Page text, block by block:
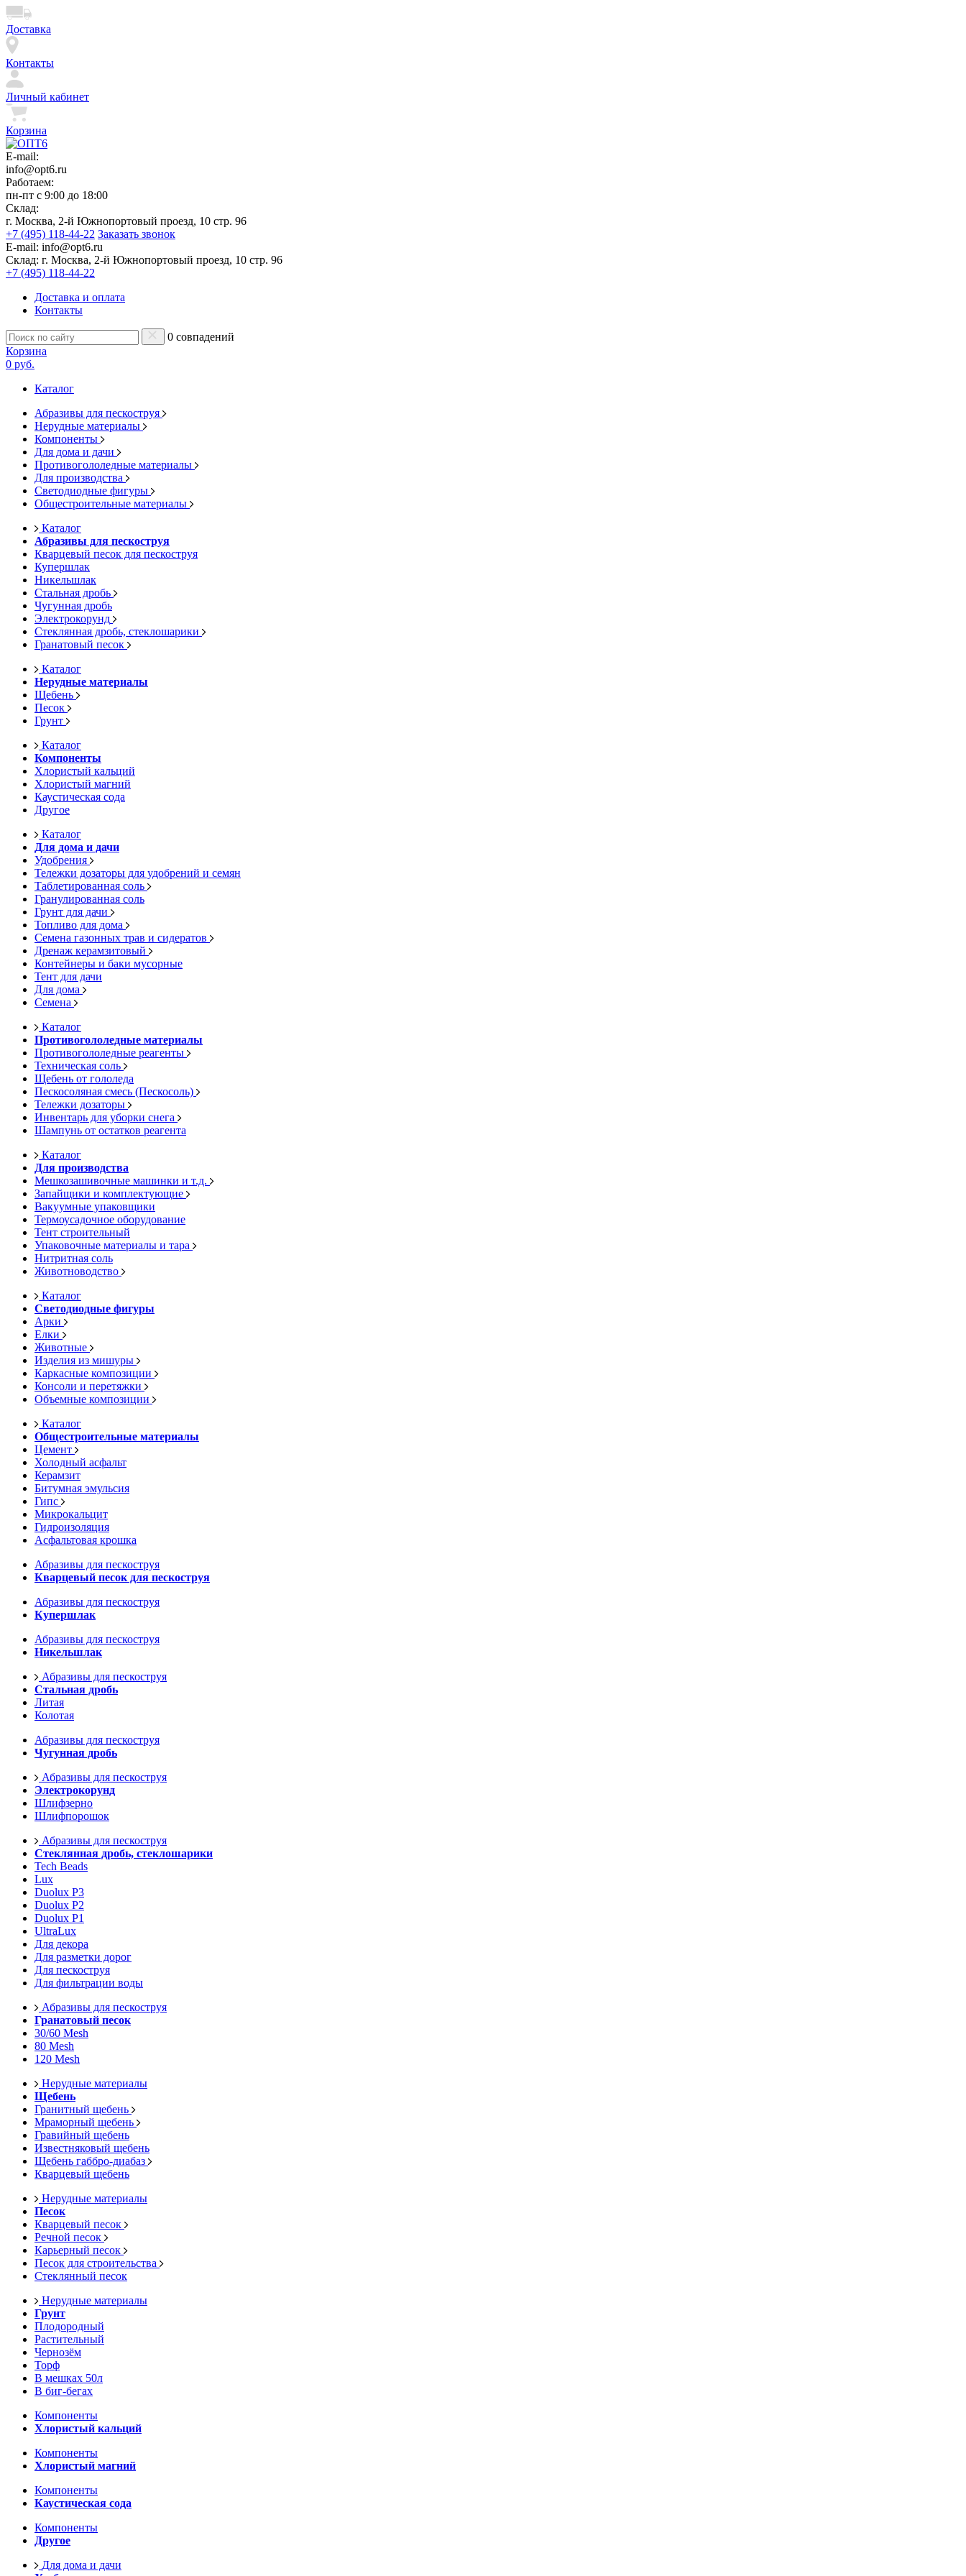
Доставка
Контакты
Личный кабинет
Корзина
E-mail:
info@opt6.ru
Работаем:
пн-пт с 9:00 до 18:00
Склад:
г. Москва, 2-й Южнопортовый проезд, 10 стр. 96
+7 (495) 118-44-22 Заказать звонок
E-mail: info@opt6.ru
Склад: г. Москва, 2-й Южнопортовый проезд, 10 стр. 96
+7 (495) 118-44-22
Доставка и оплата
Контакты
0 совпадений
Корзина
0 руб.
Каталог
Абразивы для пескоструя
Нерудные материалы
Компоненты
Для дома и дачи
Противогололедные материалы
Для производства
Светодиодные фигуры
Общестроительные материалы
Каталог
Абразивы для пескоструя
Кварцевый песок для пескоструя
Купершлак
Никельшлак
Стальная дробь
Чугунная дробь
Электрокорунд
Стеклянная дробь, стеклошарики
Гранатовый песок
Каталог
Нерудные материалы
Щебень
Песок
Грунт
Каталог
Компоненты
Хлористый кальций
Хлористый магний
Каустическая сода
Другое
Каталог
Для дома и дачи
Удобрения
Тележки дозаторы для удобрений и семян
Таблетированная соль
Гранулированная соль
Грунт для дачи
Топливо для дома
Семена газонных трав и сидератов
Дренаж керамзитовый
Контейнеры и баки мусорные
Тент для дачи
Для дома
Семена
Каталог
Противогололедные материалы
Противогололедные реагенты
Техническая соль
Щебень от гололеда
Пескосоляная смесь (Пескосоль)
Тележки дозаторы
Инвентарь для уборки снега
Шампунь от остатков реагента
Каталог
Для производства
Мешкозашивочные машинки и т.д.
Запайщики и комплектующие
Вакуумные упаковщики
Термоусадочное оборудование
Тент строительный
Упаковочные материалы и тара
Нитритная соль
Животноводство
Каталог
Светодиодные фигуры
Арки
Елки
Животные
Изделия из мишуры
Каркасные композиции
Консоли и перетяжки
Объемные композиции
Каталог
Общестроительные материалы
Цемент
Холодный асфальт
Керамзит
Битумная эмульсия
Гипс
Микрокальцит
Гидроизоляция
Асфальтовая крошка
Абразивы для пескоструя
Кварцевый песок для пескоструя
Абразивы для пескоструя
Купершлак
Абразивы для пескоструя
Никельшлак
Абразивы для пескоструя
Стальная дробь
Литая
Колотая
Абразивы для пескоструя
Чугунная дробь
Абразивы для пескоструя
Электрокорунд
Шлифзерно
Шлифпорошок
Абразивы для пескоструя
Стеклянная дробь, стеклошарики
Tech Beads
Lux
Duolux P3
Duolux P2
Duolux P1
UltraLux
Для декора
Для разметки дорог
Для пескоструя
Для фильтрации воды
Абразивы для пескоструя
Гранатовый песок
30/60 Mesh
80 Mesh
120 Mesh
Нерудные материалы
Щебень
Гранитный щебень
Мраморный щебень
Гравийный щебень
Известняковый щебень
Щебень габбро-диабаз
Кварцевый щебень
Нерудные материалы
Песок
Кварцевый песок
Речной песок
Карьерный песок
Песок для строительства
Стеклянный песок
Нерудные материалы
Грунт
Плодородный
Растительный
Чернозём
Торф
В мешках 50л
В биг-бегах
Компоненты
Хлористый кальций
Компоненты
Хлористый магний
Компоненты
Каустическая сода
Компоненты
Другое
Для дома и дачи